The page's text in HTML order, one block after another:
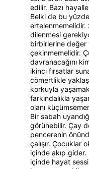
edilir. Bazı
Belki de bu
dilenmesi
birbirlerine
çekinmemelidir.
davranacağını
ikinci fırsatlar
cömertlikle
korkuyla
farkındalıkla
olanı
Bir sabah
görünebilir. Çay
pencerenin
çalışır. Çocuklar
içinde akıp gider.
içinde hayat